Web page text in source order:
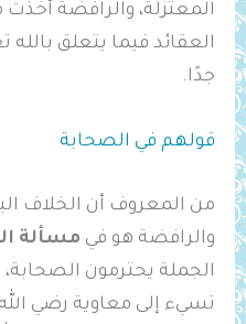
المعتزلة، والرافضة
العقائد فيما يتعلق
جدًا.
قولهم في الصحابة
من المعروف أن الخلاف
والرافضة هو في مسألة
الجملة يحترمون
تسيء إلى معاوية رضي